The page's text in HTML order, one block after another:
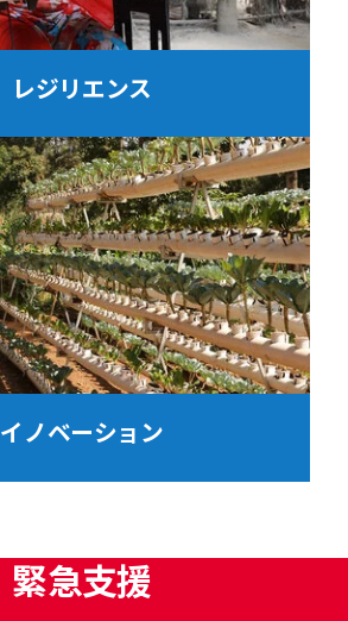
レジリエンス
イノベーション
緊急支援